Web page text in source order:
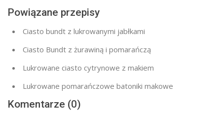
Powiązane przepisy
Ciasto bundt z lukrowanymi jabłkami
Ciasto Bundt z żurawiną i pomarańczą
Lukrowane ciasto cytrynowe z makiem
Lukrowane pomarańczowe batoniki makowe
Komentarze (0)